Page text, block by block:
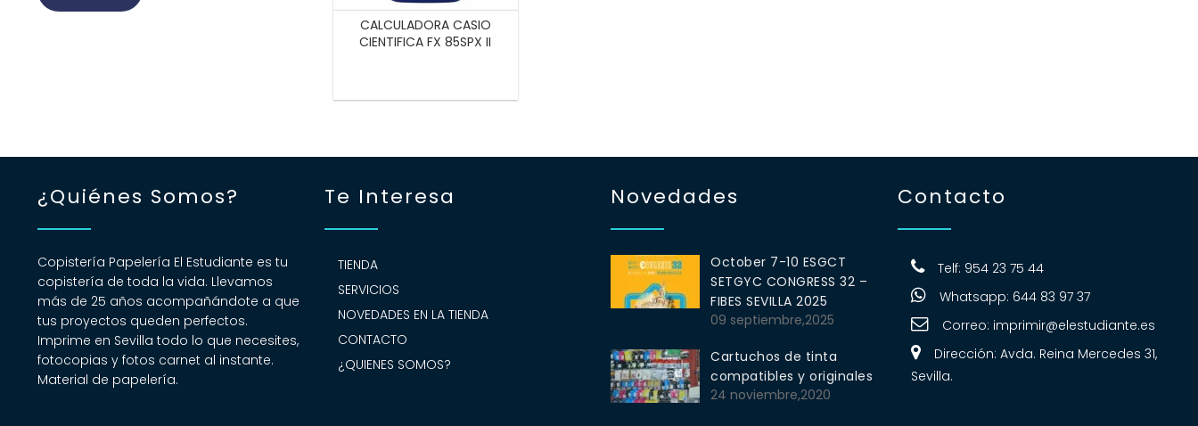
CALCULADORA CASIO
CIENTIFICA FX 85SPX II
¿Quiénes Somos?
Copistería Papelería El Estudiante es tu
copistería de toda la vida. Llevamos
más de 25 años acompañándote a que
tus proyectos queden perfectos.
Imprime en Sevilla todo lo que necesites,
fotocopias y fotos carnet al instante.
Material de papelería.
Te Interesa
TIENDA
SERVICIOS
NOVEDADES EN LA TIENDA
CONTACTO
¿QUIENES SOMOS?
Novedades
October 7-10 ESGCT
SETGYC CONGRESS 32 –
FIBES SEVILLA 2025
09 septiembre,2025
Cartuchos de tinta
compatibles y originales
24 noviembre,2020
Contacto
Telf: 954 23 75 44
Whatsapp: 644 83 97 37
Correo: imprimir@elestudiante.es
Dirección: Avda. Reina Mercedes 31,
Sevilla.